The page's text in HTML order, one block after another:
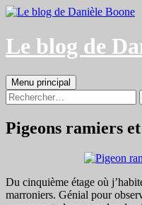
Aller
contenu
Le blog de
Recherche
Menu principal
Rechercher :
Pigeons ramiers
Du cinquième étage où
marroniers. Génial pour